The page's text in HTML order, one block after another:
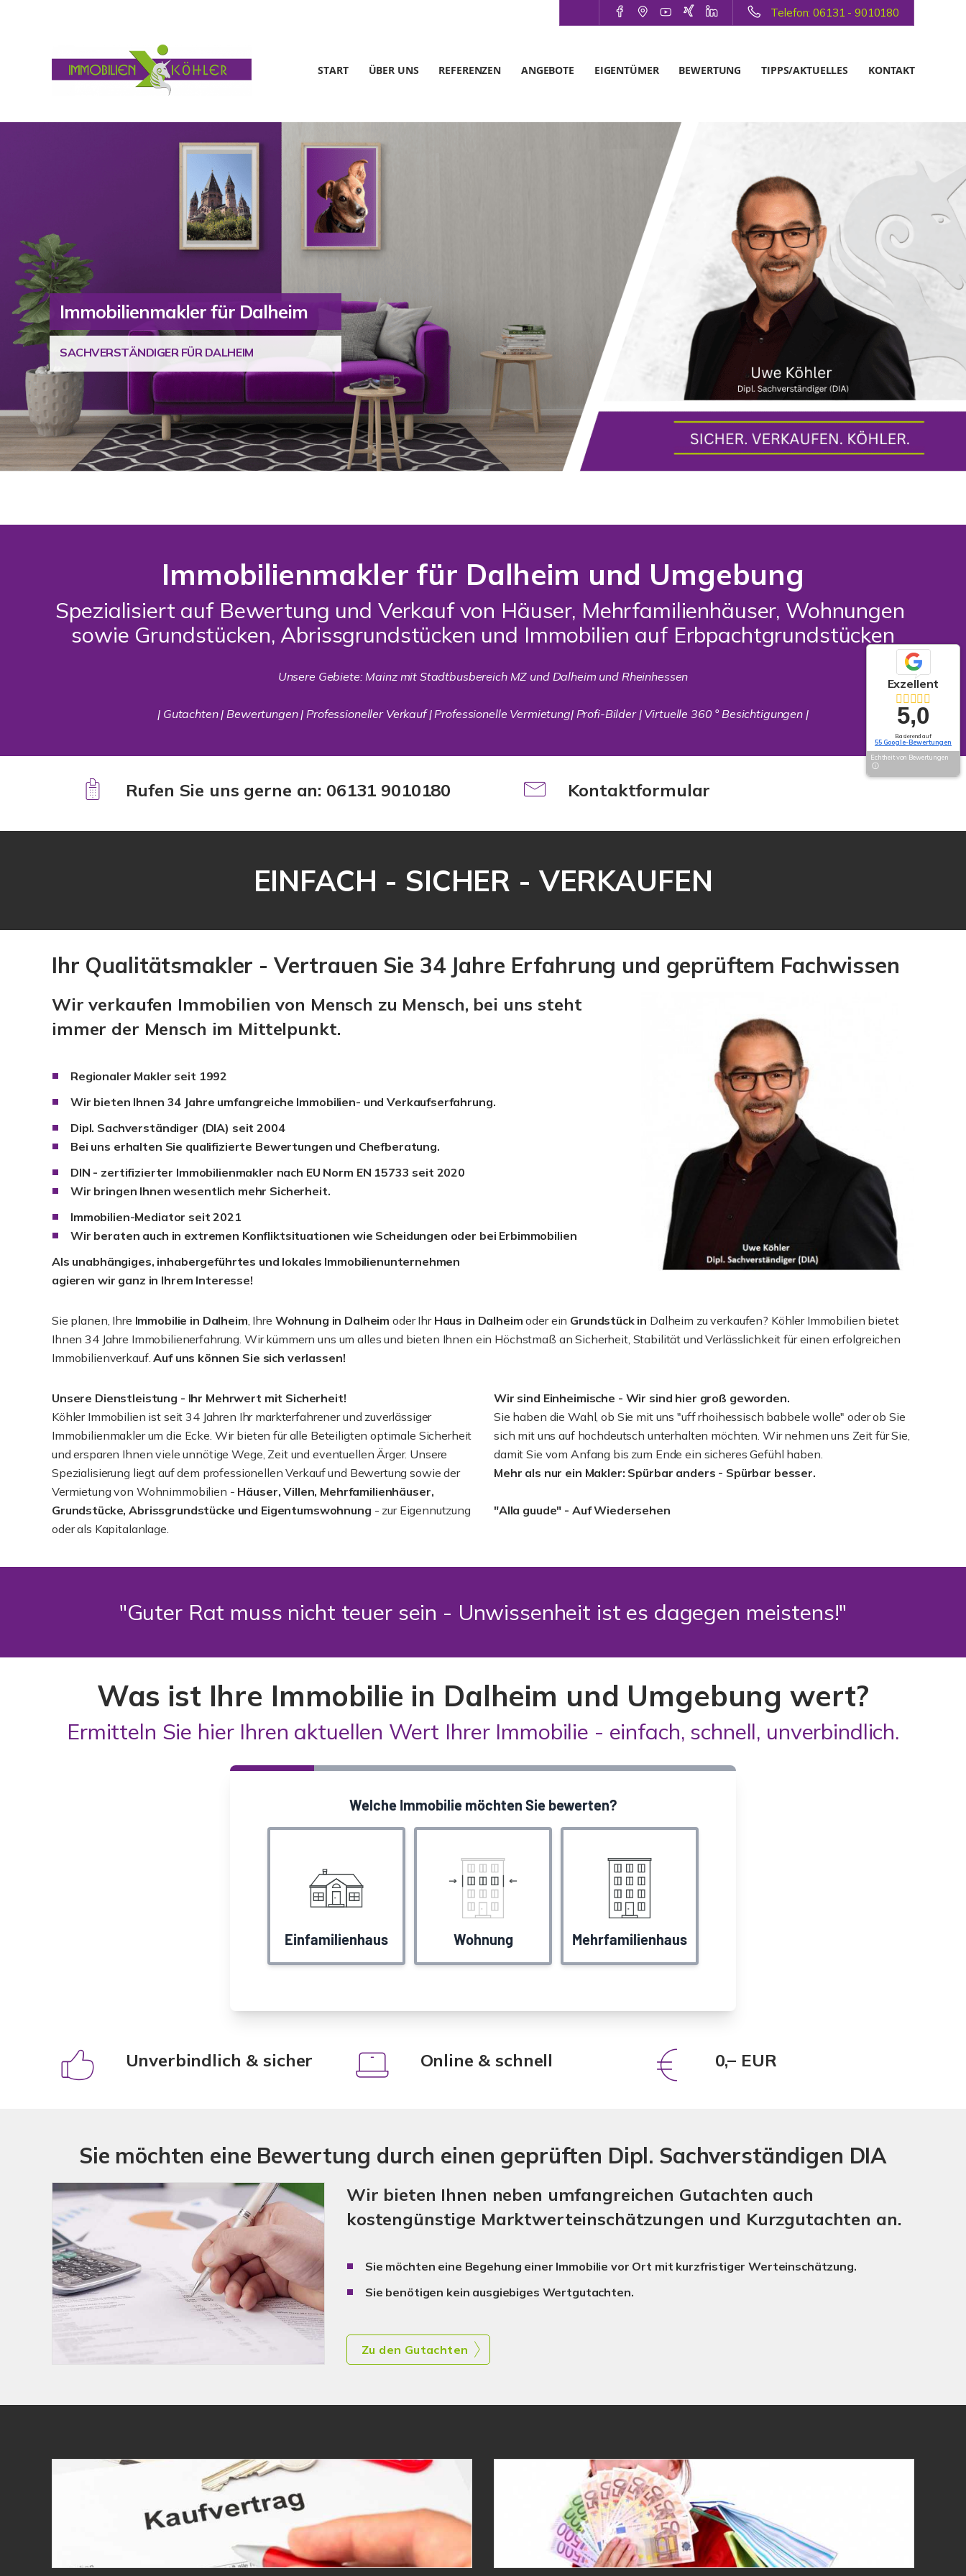
Telefon: 06131 - 9010180
START ÜBER UNS REFERENZEN ANGEBOTE EIGENTÜMER BEWERTUNG TIPPS/AKTUELLES KONTAKT
Immobilienmakler für Dalheim
SACHVERSTÄNDIGER FÜR DALHEIM
Immobilienmakler für Dalheim und Umgebung
Spezialisiert auf Bewertung und Verkauf von Häuser, Mehrfamilienhäuser, Wohnungen
sowie Grundstücken, Abrissgrundstücken und Immobilien auf Erbpachtgrundstücken
Unsere Gebiete: Mainz mit Stadtbusbereich MZ und Dalheim und Rheinhessen
| Gutachten | Bewertungen | Professioneller Verkauf | Professionelle Vermietung| Profi-Bilder | Virtuelle 360 ° Besichtigungen |
Rufen Sie uns gerne an: 06131 9010180 Kontaktformular
EINFACH - SICHER - VERKAUFEN
Ihr Qualitätsmakler - Vertrauen Sie 34 Jahre Erfahrung und geprüftem Fachwissen
Wir verkaufen Immobilien von Mensch zu Mensch, bei uns steht
immer der Mensch im Mittelpunkt.
Regionaler Makler seit 1992
Wir bieten Ihnen 34 Jahre umfangreiche Immobilien- und Verkaufserfahrung.
Dipl. Sachverständiger (DIA) seit 2004
Bei uns erhalten Sie qualifizierte Bewertungen und Chefberatung.
DIN - zertifizierter Immobilienmakler nach EU Norm EN 15733 seit 2020
Wir bringen Ihnen wesentlich mehr Sicherheit.
Immobilien-Mediator seit 2021
Wir beraten auch in extremen Konfliktsituationen wie Scheidungen oder bei Erbimmobilien
Als unabhängiges, inhabergeführtes und lokales Immobilienunternehmen
agieren wir ganz in Ihrem Interesse!
Sie planen, Ihre Immobilie in Dalheim, Ihre Wohnung in Dalheim oder Ihr Haus in Dalheim oder ein Grundstück in Dalheim zu verkaufen? Köhler Immobilien bietet
Ihnen 34 Jahre Immobilienerfahrung. Wir kümmern uns um alles und bieten Ihnen ein Höchstmaß an Sicherheit, Stabilität und Verlässlichkeit für einen erfolgreichen
Immobilienverkauf.Auf uns können Sie sich verlassen!
Unsere Dienstleistung - Ihr Mehrwert mit Sicherheit!
Köhler Immobilien ist seit 34 Jahren Ihr markterfahrener und zuverlässiger
Immobilienmakler um die Ecke. Wir bieten für alle Beteiligten optimale Sicherheit
und ersparen Ihnen viele unnötige Wege, Zeit und eventuellen Ärger. Unsere
Spezialisierung liegt auf dem professionellen Verkauf und Bewertung sowie der
Vermietung von Wohnimmobilien - Häuser, Villen, Mehrfamilienhäuser,
Grundstücke, Abrissgrundstücke und Eigentumswohnung - zur Eigennutzung
oder als Kapitalanlage.
Wir sind Einheimische - Wir sind hier groß geworden.
Sie haben die Wahl, ob Sie mit uns "uff rhoihessisch babbele wolle" oder ob Sie
sich mit uns auf hochdeutsch unterhalten möchten. Wir nehmen uns Zeit für Sie,
damit Sie vom Anfang bis zum Ende ein sicheres Gefühl haben.
Mehr als nur ein Makler: Spürbar anders - Spürbar besser.
"Alla guude" - Auf Wiedersehen
"Guter Rat muss nicht teuer sein - Unwissenheit ist es dagegen meistens!"
Was ist Ihre Immobilie in Dalheim und Umgebung wert?
Ermitteln Sie hier Ihren aktuellen Wert Ihrer Immobilie - einfach, schnell, unverbindlich.
Unverbindlich & sicher Online & schnell 0,– EUR
Sie möchten eine Bewertung durch einen geprüften Dipl. Sachverständigen DIA
Wir bieten Ihnen neben umfangreichen Gutachten auch
kostengünstige Marktwerteinschätzungen und Kurzgutachten an.
Sie möchten eine Begehung einer Immobilie vor Ort mit kurzfristiger Werteinschätzung.
Sie benötigen kein ausgiebiges Wertgutachten.
Zu den Gutachten
Exzellent
5,0
Basierend auf
55 Google-Bewertungen
Echtheit von Bewertungen